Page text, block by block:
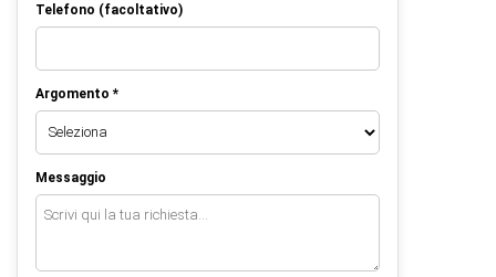
Telefono (facoltativo)
Argomento *
Messaggio